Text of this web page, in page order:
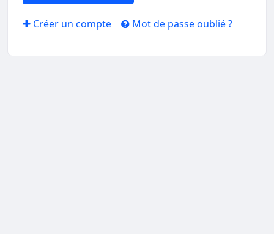
Créer un compte Mot de passe oublié ?